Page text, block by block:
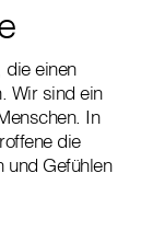
die einen
Wir sind ein
In
die
und Gefühlen